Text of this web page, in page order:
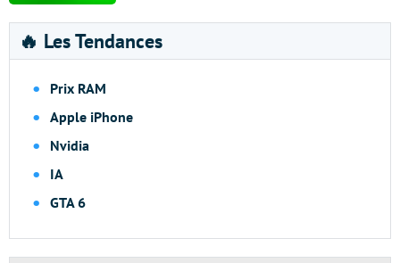
🔥 Les Tendances
Prix RAM
Apple iPhone
Nvidia
IA
GTA 6